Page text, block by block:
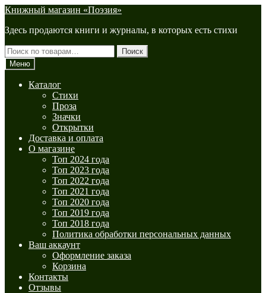
Перейти
навигации
Перейти
содержимому
Книжный магазин «Поэзия»
Здесь продаются книги и журналы, в которых есть стихи
Искать:
Поиск
Меню
Каталог
Стихи
Проза
Значки
Открытки
Доставка и оплата
О магазине
Топ 2024 года
Топ 2023 года
Топ 2022 года
Топ 2021 года
Топ 2020 года
Топ 2019 года
Топ 2018 года
Политика обработки персональных данных
Ваш аккаунт
Оформление заказа
Корзина
Контакты
Отзывы